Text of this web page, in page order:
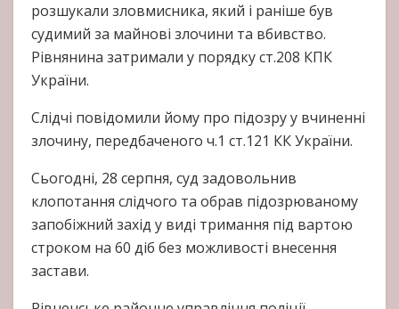
розшукали зловмисника, який і раніше був
судимий за майнові злочини та вбивство.
Рівнянина затримали у порядку ст.208 КПК
України.
Слідчі повідомили йому про підозру у вчиненні
злочину, передбаченого ч.1 ст.121 КК України.
Сьогодні, 28 серпня, суд задовольнив
клопотання слідчого та обрав підозрюваному
запобіжний захід у виді тримання під вартою
строком на 60 діб без можливості внесення
застави.